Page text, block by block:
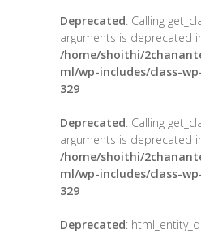
Deprecated: Calling
arguments is deprecated
/home/shoithi/
ml/wp-includes/class-
329
Deprecated: Calling
arguments is deprecated
/home/shoithi/
ml/wp-includes/class-
329
Deprecated: